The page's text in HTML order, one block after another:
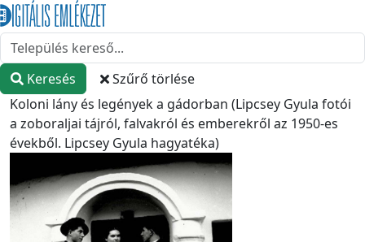
Keresés
Szűrő törlése
Koloni lány és legények a gádorban (Lipcsey Gyula fotói
a zoboraljai tájról, falvakról és emberekről az 1950-es
évekből. Lipcsey Gyula hagyatéka)